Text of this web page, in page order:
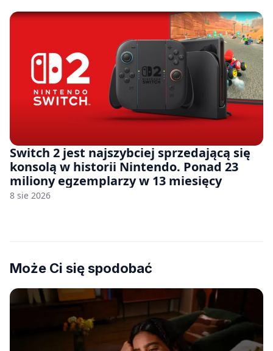
Switch 2 jest najszybciej sprzedającą się
konsolą w historii Nintendo. Ponad 23
miliony egzemplarzy w 13 miesięcy
8 sie 2026
Może Ci się spodobać